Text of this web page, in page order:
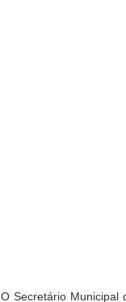
O Secretário Municipal